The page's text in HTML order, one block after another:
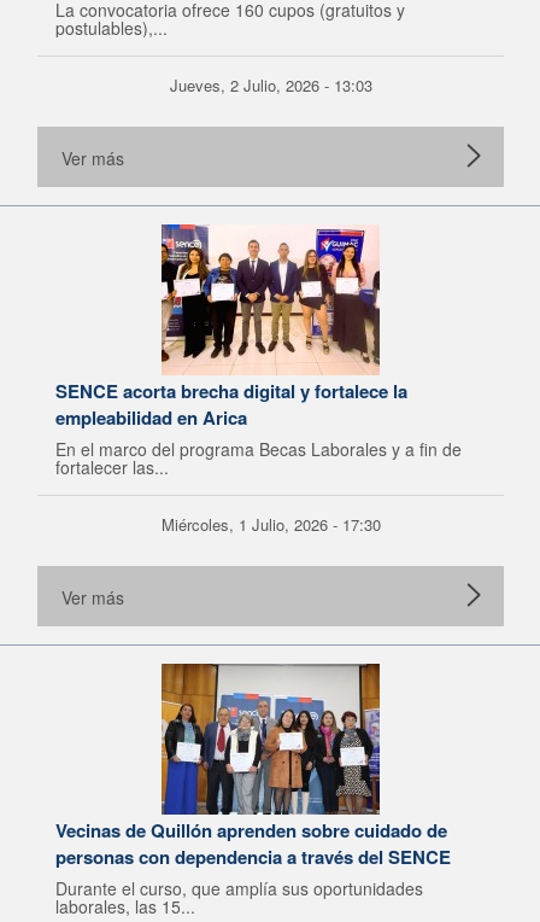
La convocatoria ofrece 160 cupos (gratuitos y
postulables),...
Jueves, 2 Julio, 2026 - 13:03
Ver más
SENCE acorta brecha digital y fortalece la
empleabilidad en Arica
En el marco del programa Becas Laborales y a fin de
fortalecer las...
Miércoles, 1 Julio, 2026 - 17:30
Ver más
Vecinas de Quillón aprenden sobre cuidado de
personas con dependencia a través del SENCE
Durante el curso, que amplía sus oportunidades
laborales, las 15...